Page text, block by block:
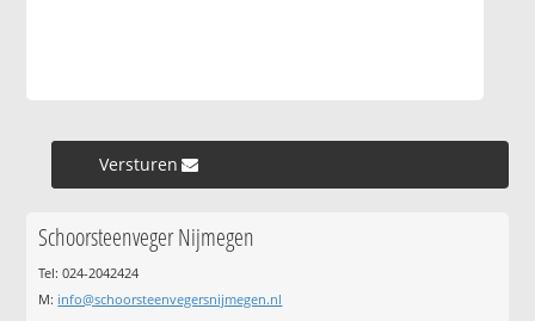
Versturen »
Schoorsteenveger Nijmegen
Tel: 024-2042424
M: info@schoorsteenvegersnijmegen.nl